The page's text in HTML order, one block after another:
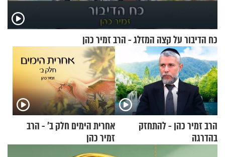
כח הדיבור על קצה המזלג - הרב זמיר כהן
הרב זמיר כהן - להתחזק
בהדרגה
אחרית הימים חלק ב’ - הרב
זמיר כהן